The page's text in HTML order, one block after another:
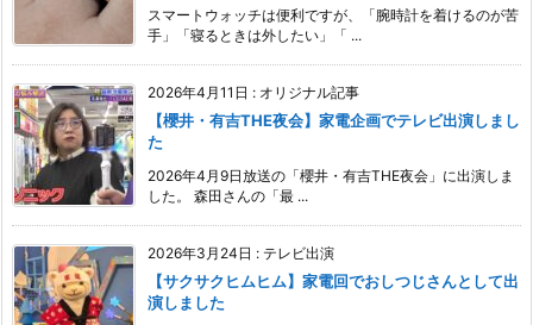
スマートウォッチは便利ですが、「腕時計を着けるのが苦
手」「寝るときは外したい」「 ...
2026年4月11日 : オリジナル記事
【櫻井・有吉THE夜会】家電企画でテレビ出演しまし
た
2026年4月9日放送の「櫻井・有吉THE夜会」に出演しま
した。 森田さんの「最 ...
2026年3月24日 : テレビ出演
【サクサクヒムヒム】家電回でおしつじさんとして出
演しました